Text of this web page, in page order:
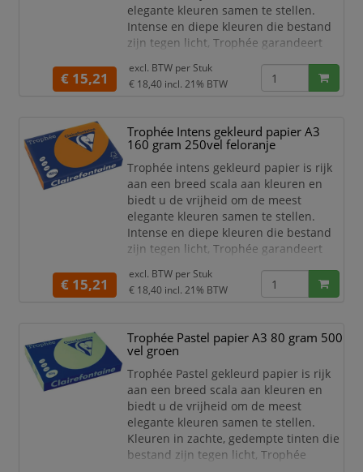
elegante kleuren samen te stellen.
Intense en diepe kleuren die bestand
zijn tegen licht, Trophée garandeert
papier. Dankzij een uitstekende
opaciteit is dit papier goed te
Dit stevige gekleurd papier van
Clairefontaine is zeer geschikt voor het
maken van mooie p
€ 15,21
excl. BTW per Stuk
€ 18,40 incl. 21% BTW
Trophée Intens gekleurd papier A3
160 gram 250vel feloranje
Trophée intens gekleurd papier is rijk
aan een breed scala aan kleuren en
biedt u de vrijheid om de meest
elegante kleuren samen te stellen.
Intense en diepe kleuren die bestand
zijn tegen licht, Trophée garandeert
papier. Dankzij een uitstekende
opaciteit is dit papier goed te
Dit extra stevige gekleurd papier van
Clairefontaine is zeer geschikt voor het
maken van
€ 15,21
excl. BTW per Stuk
€ 18,40 incl. 21% BTW
Trophée Pastel papier A3 80 gram 500
vel groen
Trophée Pastel gekleurd papier is rijk
aan een breed scala aan kleuren en
biedt u de vrijheid om de meest
elegante kleuren samen te stellen.
Kleuren in zachte, gedempte tinten die
bestand zijn tegen licht, Trophée